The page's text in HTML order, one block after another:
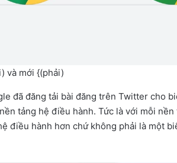
và mới {(phải)
đã đăng tải bài đăng trên Twitter cho
tảng hệ điều hành. Tức là với mỗi
điều hành hơn chứ không phải là một